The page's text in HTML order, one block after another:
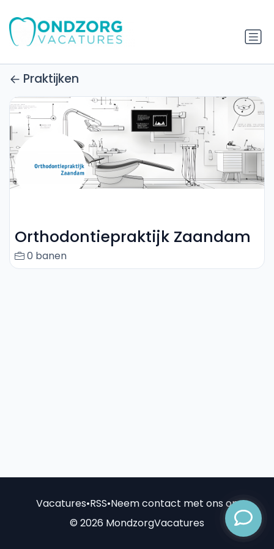
Praktijken
Orthodontiepraktijk Zaandam
0 banen
Vacatures•RSS•Neem contact met ons op
© 2026 MondzorgVacatures